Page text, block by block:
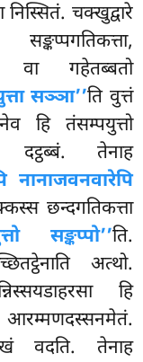
चक्खुद्वारे
वा गहेतब्बतो
सञ्ञा’’ति वुत्तं
हि तंसम्पयुत्तो
दट्ठब्बं. तेनाह
नानाजवनवारेपि
छन्दगतिकत्ता
सङ्कप्पो’’ति.
अत्थो.
हि
आरम्मणदस्सनमेतं.
वदति. तेनाह